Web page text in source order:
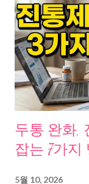
제가 생겨도 초기
료 기사에 따르면,
균형을 조절하는 핵
이 거의 없어 발견
글을 읽고 있는 당
신의 콩팥을 살릴
이유, 알고 보니
양하다. 고혈압, 당
반복하는 식습관이
병원 식사요법 가
요한 식사 원칙은
두통 완화,
잡는 7가지
5월 10, 2026